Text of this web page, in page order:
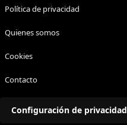
Política de privacidad
Quienes somos
Cookies
Contacto
Configuración de privacidad